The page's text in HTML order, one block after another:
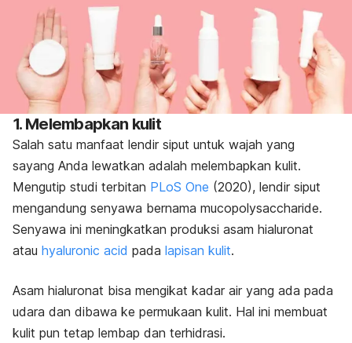
1. Melembapkan kulit
Salah satu manfaat lendir siput untuk wajah yang
sayang Anda lewatkan adalah melembapkan kulit.
Mengutip studi terbitan PLoS One (2020), lendir siput
mengandung senyawa bernama mucopolysaccharide.
Senyawa ini meningkatkan produksi asam hialuronat
atau hyaluronic acid pada lapisan kulit.
Asam hialuronat bisa mengikat kadar air yang ada pada
udara dan dibawa ke permukaan kulit. Hal ini membuat
kulit pun tetap lembap dan terhidrasi.